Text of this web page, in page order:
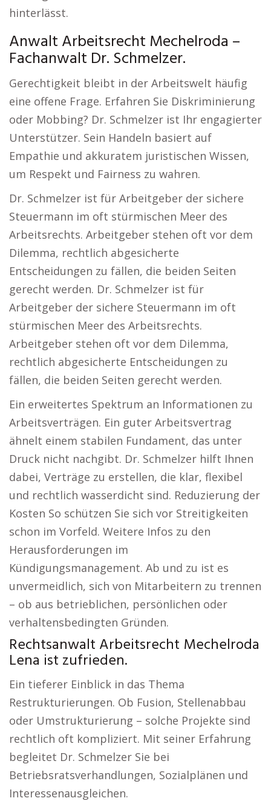
hinterlässt.
Anwalt Arbeitsrecht Mechelroda –
Fachanwalt Dr. Schmelzer.
Gerechtigkeit bleibt in der Arbeitswelt häufig
eine offene Frage. Erfahren Sie Diskriminierung
oder Mobbing? Dr. Schmelzer ist Ihr engagierter
Unterstützer. Sein Handeln basiert auf
Empathie und akkuratem juristischen Wissen,
um Respekt und Fairness zu wahren.
Dr. Schmelzer ist für Arbeitgeber der sichere
Steuermann im oft stürmischen Meer des
Arbeitsrechts. Arbeitgeber stehen oft vor dem
Dilemma, rechtlich abgesicherte
Entscheidungen zu fällen, die beiden Seiten
gerecht werden. Dr. Schmelzer ist für
Arbeitgeber der sichere Steuermann im oft
stürmischen Meer des Arbeitsrechts.
Arbeitgeber stehen oft vor dem Dilemma,
rechtlich abgesicherte Entscheidungen zu
fällen, die beiden Seiten gerecht werden.
Ein erweitertes Spektrum an Informationen zu
Arbeitsverträgen. Ein guter Arbeitsvertrag
ähnelt einem stabilen Fundament, das unter
Druck nicht nachgibt. Dr. Schmelzer hilft Ihnen
dabei, Verträge zu erstellen, die klar, flexibel
und rechtlich wasserdicht sind. Reduzierung der
Kosten So schützen Sie sich vor Streitigkeiten
schon im Vorfeld. Weitere Infos zu den
Herausforderungen im
Kündigungsmanagement. Ab und zu ist es
unvermeidlich, sich von Mitarbeitern zu trennen
– ob aus betrieblichen, persönlichen oder
verhaltensbedingten Gründen.
Rechtsanwalt Arbeitsrecht Mechelroda
Lena ist zufrieden.
Ein tieferer Einblick in das Thema
Restrukturierungen. Ob Fusion, Stellenabbau
oder Umstrukturierung – solche Projekte sind
rechtlich oft kompliziert. Mit seiner Erfahrung
begleitet Dr. Schmelzer Sie bei
Betriebsratsverhandlungen, Sozialplänen und
Interessenausgleichen.